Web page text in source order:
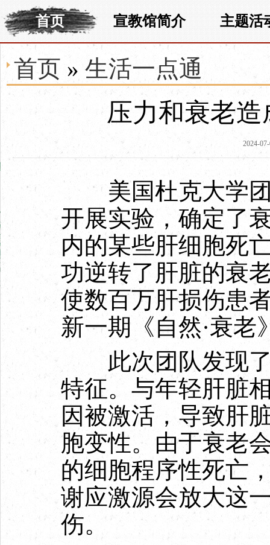
首页 宣教馆简介 主题活
首页 » 生活一点通
压力和衰老
2024-
美国杜克大学团
开展实验，确定了
内的某些肝细胞死
功逆转了肝脏的衰
使数百万肝损伤患
新一期《自然·衰老
此次团队发现了
特征。与年轻肝脏
因被激活，导致肝
胞变性。由于衰老
的细胞程序性死亡
谢应激源会放大这
伤。